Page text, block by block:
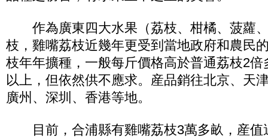
作為廣東四大水果（荔枝、柑橘、菠蘿
枝，雞嘴荔枝近幾年更受到當地政府和農民
枝年年擴種，一般每斤價格高於普通荔枝2
以上，但依然供不應求。産品銷往北京、天
廣州、深圳、香港等地。
目前，合浦縣有雞嘴荔枝3萬多畝，産值